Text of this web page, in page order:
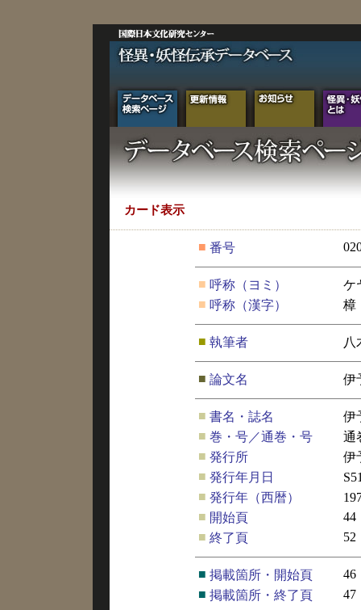
カード表示
■ 番号
■ 呼称（ヨミ）
ケ
■ 呼称（漢字） 樟
■ 執筆者 八
■ 論文名 伊
■ 書名・誌名
伊
■ 巻・号／通巻・号
通
■ 発行所
伊
■ 発行年月日
■ 発行年（西暦）
■ 開始頁
44
■ 終了頁 52
■ 掲載箇所・開始頁
46
■ 掲載箇所・終了頁 47